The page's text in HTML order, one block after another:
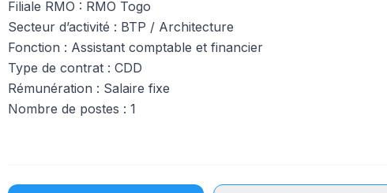
Filiale RMO : RMO Togo
Secteur d’activité : BTP / Architecture
Fonction : Assistant comptable et financier
Type de contrat : CDD
Rémunération : Salaire fixe
Nombre de postes : 1